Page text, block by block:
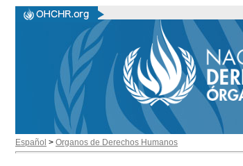
Español > Organos de Derechos Humanos